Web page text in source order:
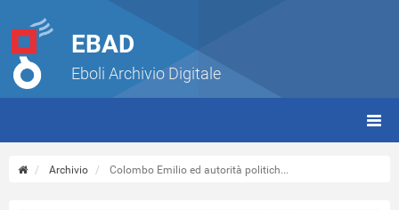
EBAD
Eboli Archivio Digitale
Archivio Colombo Emilio ed autorità politich...